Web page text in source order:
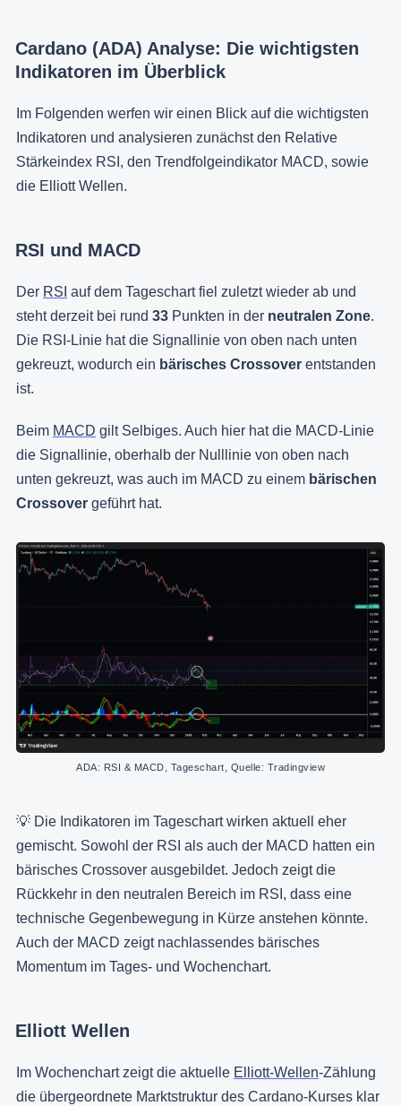
Cardano (ADA) Analyse: Die wichtigsten
Indikatoren im Überblick
Im Folgenden werfen wir einen Blick auf die wichtigsten
Indikatoren und analysieren zunächst den Relative
Stärkeindex RSI, den Trendfolgeindikator MACD, sowie
die Elliott Wellen.
RSI und MACD
Der RSI auf dem Tageschart fiel zuletzt wieder ab und
steht derzeit bei rund 33 Punkten in der neutralen Zone.
Die RSI-Linie hat die Signallinie von oben nach unten
gekreuzt, wodurch ein bärisches Crossover entstanden
ist.
Beim MACD gilt Selbiges. Auch hier hat die MACD-Linie
die Signallinie, oberhalb der Nulllinie von oben nach
unten gekreuzt, was auch im MACD zu einem bärischen
Crossover geführt hat.
ADA: RSI & MACD, Tageschart, Quelle: Tradingview
💡 Die Indikatoren im Tageschart wirken aktuell eher
gemischt. Sowohl der RSI als auch der MACD hatten ein
bärisches Crossover ausgebildet. Jedoch zeigt die
Rückkehr in den neutralen Bereich im RSI, dass eine
technische Gegenbewegung in Kürze anstehen könnte.
Auch der MACD zeigt nachlassendes bärisches
Momentum im Tages- und Wochenchart.
Elliott Wellen
Im Wochenchart zeigt die aktuelle Elliott-Wellen-Zählung
die übergeordnete Marktstruktur des Cardano-Kurses klar